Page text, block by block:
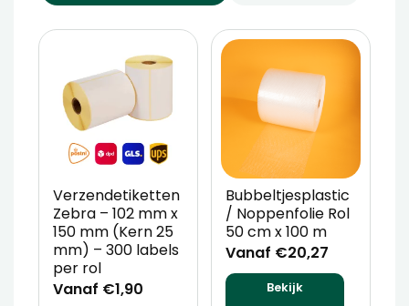
Verzendetiketten
Zebra – 102 mm x
150 mm (Kern 25
mm) – 300 labels
per rol
Vanaf €1,90
Bubbeltjesplastic
/ Noppenfolie Rol
50 cm x 100 m
Vanaf €20,27
Bekijk